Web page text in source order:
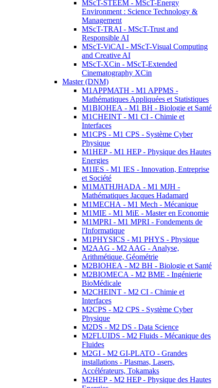
MScT-STEEM - MScT-Energy
Environment : Science Technology &
Management
MScT-TRAI - MScT-Trust and
Responsible AI
MScT-ViCAI - MScT-Visual Computing
and Creative AI
MScT-XCin - MScT-Extended
Cinematography XCin
Master (DNM)
M1APPMATH - M1 APPMS -
Mathématiques Appliquées et Statistiques
M1BIOHEA - M1 BH - Biologie et Santé
M1CHEINT - M1 CI - Chimie et
Interfaces
M1CPS - M1 CPS - Système Cyber
Physique
M1HEP - M1 HEP - Physique des Hautes
Energies
M1IES - M1 IES - Innovation, Entreprise
et Société
M1MATHJHADA - M1 MJH -
Mathématiques Jacques Hadamard
M1MECHA - M1 Mech - Mécanique
M1MIE - M1 MiE - Master en Economie
M1MPRI - M1 MPRI - Fondements de
l'Informatique
M1PHYSICS - M1 PHYS - Physique
M2AAG - M2 AAG - Analyse,
Arithmétique, Géométrie
M2BIOHEA - M2 BH - Biologie et Santé
M2BIOMECA - M2 BME - Ingénierie
BioMédicale
M2CHEINT - M2 CI - Chimie et
Interfaces
M2CPS - M2 CPS - Système Cyber
Physique
M2DS - M2 DS - Data Science
M2FLUIDS - M2 Fluids - Mécanique des
Fluides
M2GI - M2 GI-PLATO - Grandes
installations - Plasmas, Lasers,
Accélérateurs, Tokamaks
M2HEP - M2 HEP - Physique des Hautes